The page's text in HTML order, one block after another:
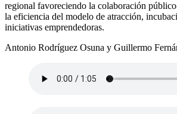
regional favoreciendo la colaboración
la eficiencia del modelo de atracción,
iniciativas emprendedoras.
Antonio Rodríguez Osuna y Guillermo